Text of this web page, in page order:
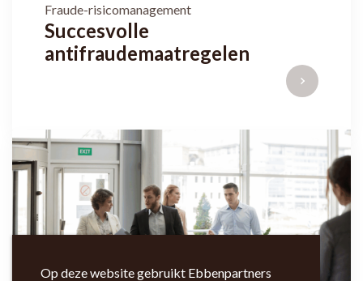
Fraude-risicomanagement
Succesvolle
antifraudemaatregelen
Op deze website gebruikt Ebbenpartners